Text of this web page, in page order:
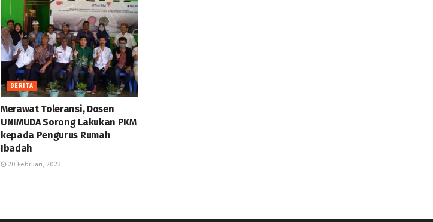
BERITA
Merawat Toleransi, Dosen
UNIMUDA Sorong Lakukan PKM
kepada Pengurus Rumah
Ibadah
20 Februari, 2023